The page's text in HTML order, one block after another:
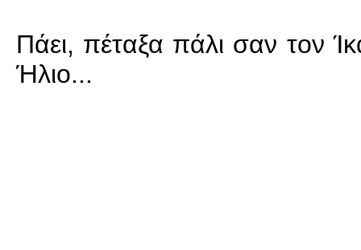
Πάει, πέταξα πάλι σαν τον
Ήλιο...